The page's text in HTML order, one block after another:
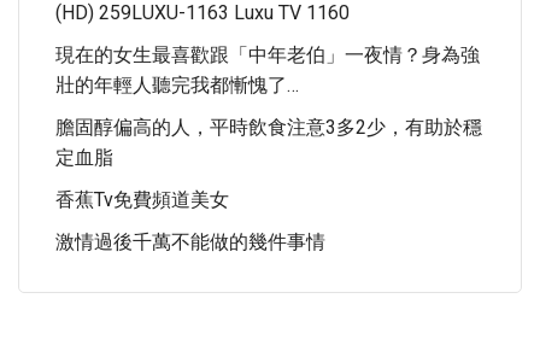
(HD) 259LUXU-1163 Luxu TV 1160
現在的女生最喜歡跟「中年老伯」一夜情？身為強
壯的年輕人聽完我都慚愧了…
膽固醇偏高的人，平時飲食注意3多2少，有助於穩
定血脂
香蕉tv免費頻道美女
激情過後千萬不能做的幾件事情